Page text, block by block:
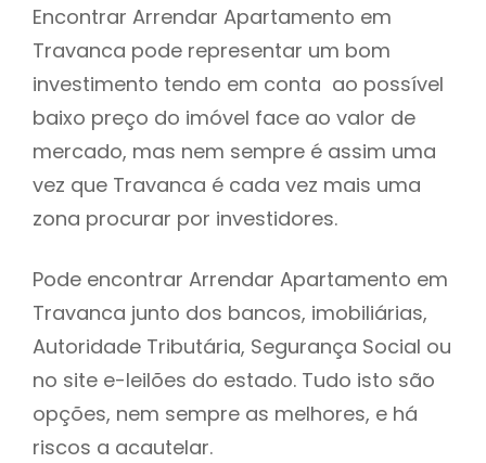
Encontrar Arrendar Apartamento em
Travanca pode representar um bom
investimento tendo em conta ao possível
baixo preço do imóvel face ao valor de
mercado, mas nem sempre é assim uma
vez que Travanca é cada vez mais uma
zona procurar por investidores.
Pode encontrar Arrendar Apartamento em
Travanca junto dos bancos, imobiliárias,
Autoridade Tributária, Segurança Social ou
no site e-leilões do estado. Tudo isto são
opções, nem sempre as melhores, e há
riscos a acautelar.